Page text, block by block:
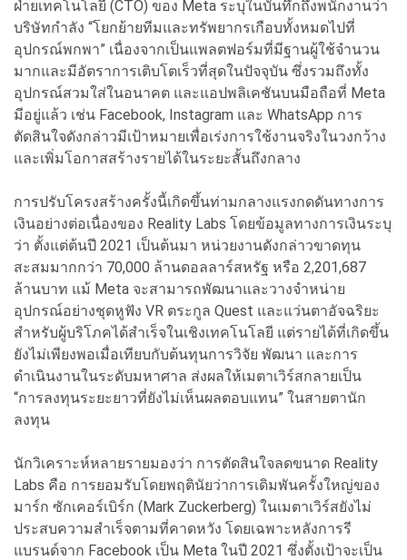
ฝ่ายเทคโนโลยี (CTO) ของ Meta ระบุในบันทึกถึงพนักงานว่า
บริษัทกำลัง “โยกย้ายทีมและทรัพยากรเกือบทั้งหมดไปที่
อุปกรณ์พกพา” เนื่องจากเป็นแพลตฟอร์มที่มีฐานผู้ใช้จำนวน
มากและมีอัตราการเติบโตเร็วที่สุดในปัจจุบัน ซึ่งรวมถึงทั้ง
อุปกรณ์สวมใส่ในอนาคต และแอปพลิเคชันบนมือถือที่ Meta
มีอยู่แล้ว เช่น Facebook, Instagram และ WhatsApp การ
ตัดสินใจดังกล่าวมีเป้าหมายเพื่อเร่งการใช้งานจริงในวงกว้าง
และเพิ่มโอกาสสร้างรายได้ในระยะสั้นถึงกลาง
การปรับโครงสร้างครั้งนี้เกิดขึ้นท่ามกลางแรงกดดันทางการ
เงินอย่างต่อเนื่องของ Reality Labs โดยข้อมูลทางการเงินระบุ
ว่า ตั้งแต่ต้นปี 2021 เป็นต้นมา หน่วยงานดังกล่าวขาดทุน
สะสมมากกว่า 70,000 ล้านดอลลาร์สหรัฐ หรือ 2,201,687
ล้านบาท แม้ Meta จะสามารถพัฒนาและวางจำหน่าย
อุปกรณ์อย่างชุดหูฟัง VR ตระกูล Quest และแว่นตาอัจฉริยะ
สำหรับผู้บริโภคได้สำเร็จในเชิงเทคโนโลยี แต่รายได้ที่เกิดขึ้น
ยังไม่เพียงพอเมื่อเทียบกับต้นทุนการวิจัย พัฒนา และการ
ดำเนินงานในระดับมหาศาล ส่งผลให้เมตาเวิร์สกลายเป็น
“การลงทุนระยะยาวที่ยังไม่เห็นผลตอบแทน” ในสายตานัก
ลงทุน
นักวิเคราะห์หลายรายมองว่า การตัดสินใจลดขนาด Reality
Labs คือ การยอมรับโดยพฤตินัยว่าการเดิมพันครั้งใหญ่ของ
มาร์ก ซักเคอร์เบิร์ก (Mark Zuckerberg) ในเมตาเวิร์สยังไม่
ประสบความสำเร็จตามที่คาดหวัง โดยเฉพาะหลังการรี
แบรนด์จาก Facebook เป็น Meta ในปี 2021 ซึ่งตั้งเป้าจะเป็น